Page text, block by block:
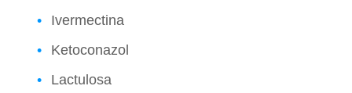
Ivermectina
Ketoconazol
Lactulosa